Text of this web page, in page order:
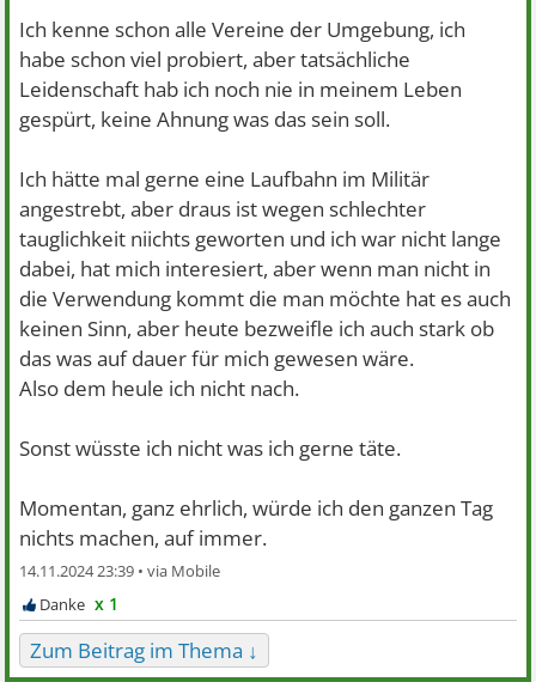
Ich kenne schon alle Vereine der Umgebung, ich
habe schon viel probiert, aber tatsächliche
Leidenschaft hab ich noch nie in meinem Leben
gespürt, keine Ahnung was das sein soll.
Ich hätte mal gerne eine Laufbahn im Militär
angestrebt, aber draus ist wegen schlechter
tauglichkeit niichts geworten und ich war nicht lange
dabei, hat mich interesiert, aber wenn man nicht in
die Verwendung kommt die man möchte hat es auch
keinen Sinn, aber heute bezweifle ich auch stark ob
das was auf dauer für mich gewesen wäre.
Also dem heule ich nicht nach.
Sonst wüsste ich nicht was ich gerne täte.
Momentan, ganz ehrlich, würde ich den ganzen Tag
nichts machen, auf immer.
14.11.2024 23:39 •
x 1
Zum Beitrag im Thema ↓